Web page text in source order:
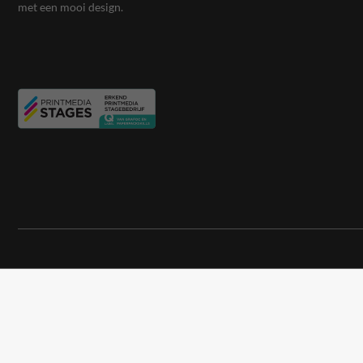
met een mooi design.